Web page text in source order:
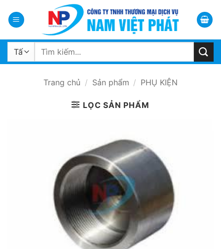
qua
dung
Tìm
Trang chủ / Sản phẩm / PHỤ KIỆN
LỌC SẢN PHẨM